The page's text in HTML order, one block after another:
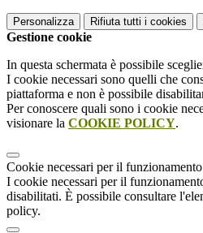
Personalizza Rifiuta tutti i cookies
Gestione cookie
In questa schermata è possibile
I cookie necessari sono quelli che
piattaforma e non è possibile
Per conoscere quali sono i cookie
visionare la COOKIE POLICY.
Cookie necessari per il funzionamento
I cookie necessari per il
disabilitati. È possibile consultare
policy.